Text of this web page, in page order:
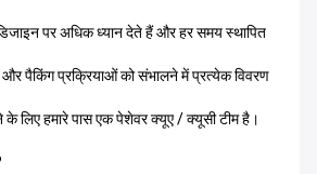
पर अधिक ध्यान देते हैं और हर समय स्थापित
पैकिंग प्रक्रियाओं को संभालने में प्रत्येक विवरण
के लिए हमारे पास एक पेशेवर क्यूए / क्यूसी टीम है।